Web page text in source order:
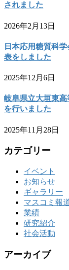
されました
2026年2月13日
日本応用糖質科
表をしました
2025年12月6日
岐阜県立大垣東
を行いました
2025年11月28日
カテゴリー
イベント
お知らせ
ギャラリー
マスコミ報
業績
研究紹介
社会活動
アーカイブ